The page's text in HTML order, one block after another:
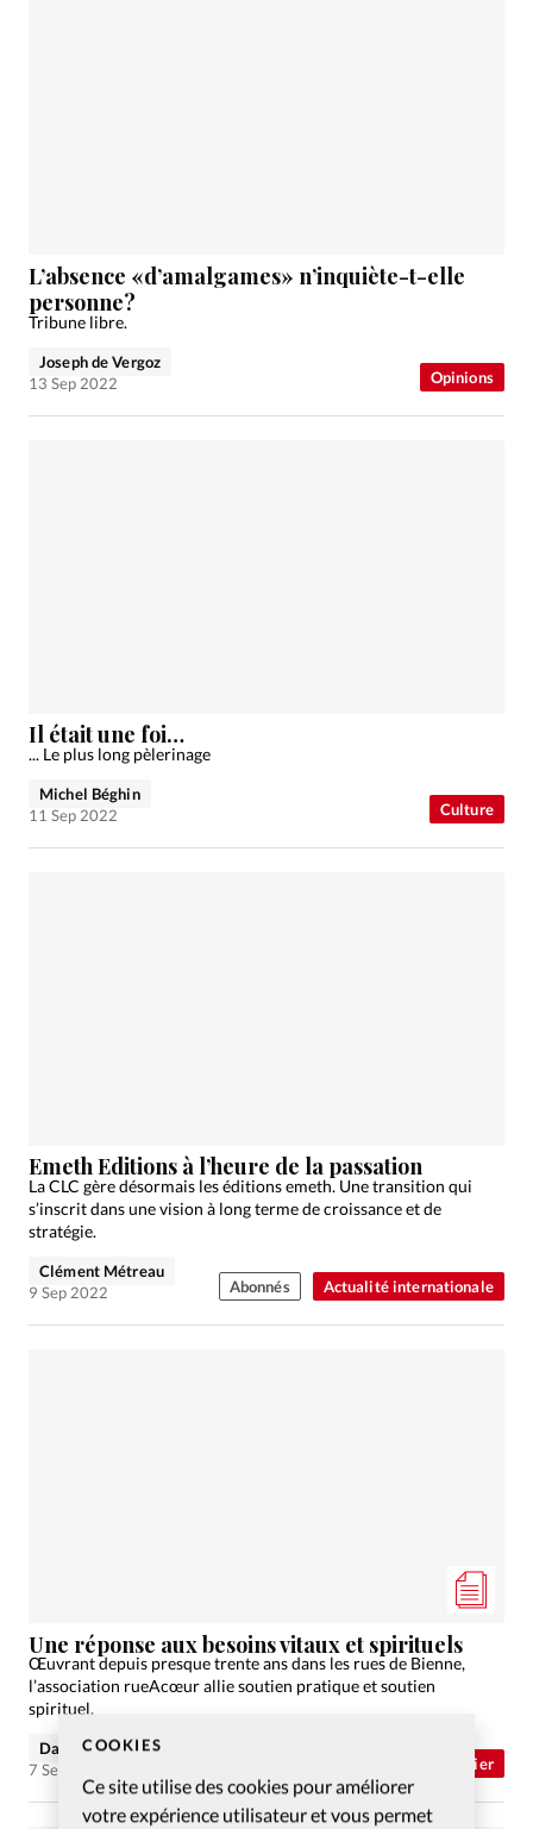
COOKIES
Ce site utilise des cookies pour améliorer
votre expérience utilisateur et vous permet
Opinions
L’absence «d’amalgames» n’inquiète-t-elle
personne?
Tribune libre.
Joseph de Vergoz
13 Sep 2022
Culture
Il était une foi…
... Le plus long pèlerinage
Michel Béghin
11 Sep 2022
Actualité internationale
Emeth Editions à l’heure de la passation
La CLC gère désormais les éditions emeth. Une transition qui
s’inscrit dans une vision à long terme de croissance et de
stratégie.
Clément Métreau
9 Sep 2022
Abonnés
Dossier
Une réponse aux besoins vitaux et spirituels
Œuvrant depuis presque trente ans dans les rues de Bienne,
l’association rueAcœur allie soutien pratique et soutien
spirituel.
David Nadaud
7 Sep 2022